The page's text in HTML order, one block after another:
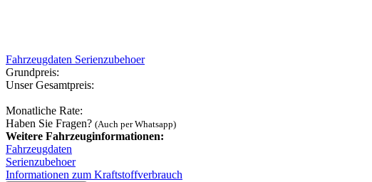
Fahrzeugdaten Serienzubehoer
Grundpreis:
Unser Gesamtpreis:
Monatliche Rate:
Haben Sie Fragen? (Auch per Whatsapp)
Weitere Fahrzeuginformationen:
Fahrzeugdaten
Serienzubehoer
Informationen zum Kraftstoffverbrauch